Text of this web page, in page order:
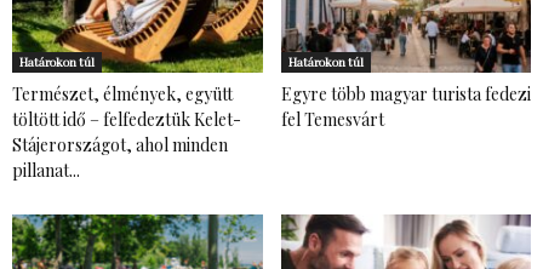
Határokon túl
Természet, élmények, együtt
töltött idő – felfedeztük Kelet-
Stájerországot, ahol minden
pillanat...
Határokon túl
Egyre több magyar turista fedezi
fel Temesvárt